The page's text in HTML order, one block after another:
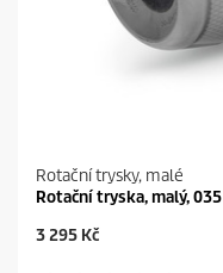
Rotační trysky, malé
Rotační tryska, malý, 035
C
3 295 Kč